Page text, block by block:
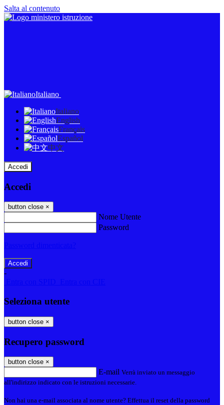
Salta al contenuto
Italiano
Italiano
English
Français
Español
中文
Accedi
Accedi
button close ×
Nome Utente
Password
-
Seleziona utente
button close ×
Recupero password
button close ×
E-mail Verrà inviato un messaggio
all'indirizzo indicato con le istruzioni necessarie.
Non hai una e-mail associata al nome utente? Effettua il reset della password